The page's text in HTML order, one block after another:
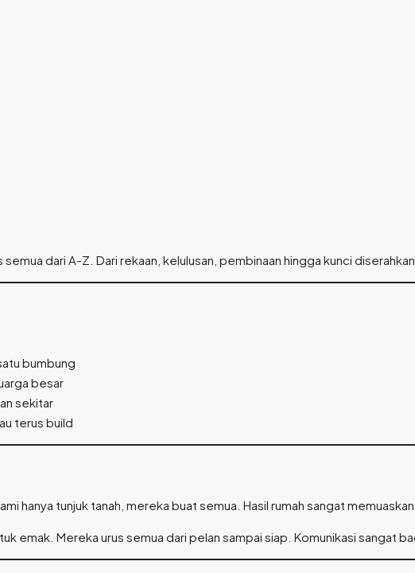
semua dari A-Z. Dari rekaan, kelulusan, pembinaan hingga kunci
bumbung
besar
sekitar
terus build
hanya tunjuk tanah, mereka buat semua. Hasil rumah sangat
emak. Mereka urus semua dari pelan sampai siap. Komunikasi sangat